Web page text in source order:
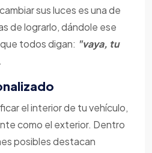
sus luces es una de
de lograrlo, dándole ese
todos digan: "vaya, tu
el interior de tu vehículo,
como el exterior. Dentro
posibles destacan